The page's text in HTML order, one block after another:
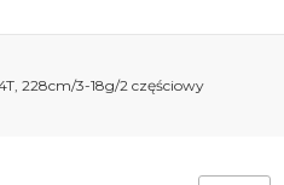
228cm/3-18g/2 częściowy